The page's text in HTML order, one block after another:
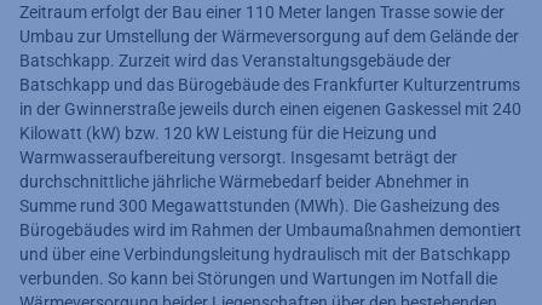
Zeitraum erfolgt der Bau einer 110 Meter langen Trasse sowie der
Umbau zur Umstellung der Wärmeversorgung auf dem Gelände der
Batschkapp. Zurzeit wird das Veranstaltungsgebäude der
Batschkapp und das Bürogebäude des Frankfurter Kulturzentrums
in der Gwinnerstraße jeweils durch einen eigenen Gaskessel mit 240
Kilowatt (kW) bzw. 120 kW Leistung für die Heizung und
Warmwasseraufbereitung versorgt. Insgesamt beträgt der
durchschnittliche jährliche Wärmebedarf beider Abnehmer in
Summe rund 300 Megawattstunden (MWh). Die Gasheizung des
Bürogebäudes wird im Rahmen der Umbaumaßnahmen demontiert
und über eine Verbindungsleitung hydraulisch mit der Batschkapp
verbunden. So kann bei Störungen und Wartungen im Notfall die